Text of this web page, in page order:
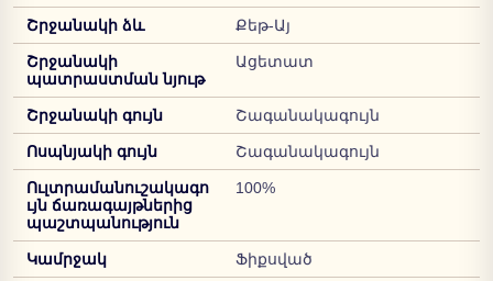
Շրջանակի ձև Քեթ-Այ
Շրջանակի
պատրաստման նյութ
Ացետատ
Շրջանակի գույն Շագանակագույն
Ոսպնյակի գույն Շագանակագույն
Ուլտրամանուշակագո
ւյն ճառագայթներից
պաշտպանություն
100%
Կամրջակ Ֆիքսված